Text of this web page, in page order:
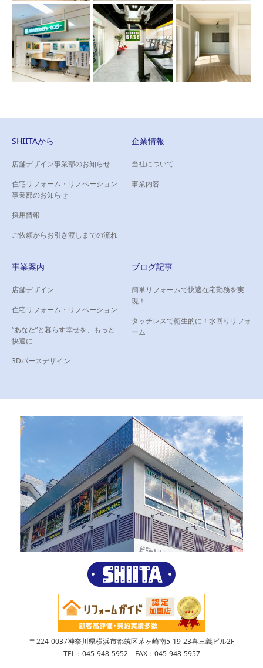
SHIITAから
店舗デザイン事業部のお知らせ
住宅リフォーム・リノベーション
事業部のお知らせ
採用情報
ご依頼からお引き渡しまでの流れ
企業情報
当社について
事業内容
事業案内
店舗デザイン
住宅リフォーム・リノベーション
“あなた”と暮らす幸せを、もっと
快適に
3Dパースデザイン
ブログ記事
簡単リフォームで快適在宅勤務を実
現！
タッチレスで衛生的に！水回りリフォ
ーム
〒224-0037神奈川県横浜市都筑区茅ヶ崎南5-19-23喜三義ビル2F
TEL：045-948-5952 FAX：045-948-5957